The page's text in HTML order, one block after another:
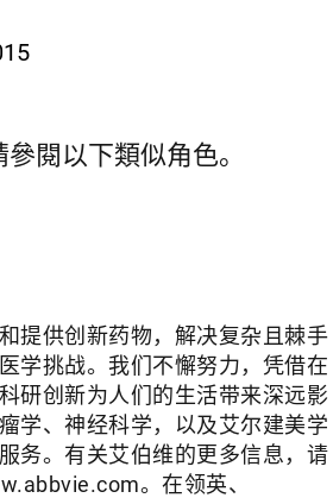
閱以下類似角色。
提供创新药物，解决复杂且棘手
学挑战。我们不懈努力，凭借在
研创新为人们的生活带来深远影
学、神经科学，以及艾尔建美学
务。有关艾伯维的更多信息，请
。在领英、